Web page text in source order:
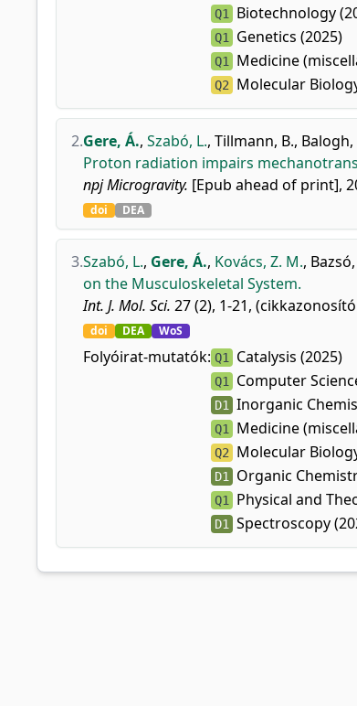
Q1 Biotechnology
Q1 Genetics (2025)
Q1 Medicine
Q2 Molecular
2.Gere, Á., Szabó, L., Tillmann, B., Balogh,
Proton radiation impairs
npj Microgravity. [Epub ahead of print],
doi DEA
3.Szabó, L., Gere, Á., Kovács, Z. M., Bazsó,
on the Musculoskeletal System.
Int. J. Mol. Sci. 27 (2), 1-21,
doi DEA WoS
Folyóirat-mutatók: Q1 Catalysis (2025)
Q1 Computer
D1 Inorganic
Q1 Medicine
Q2 Molecular
D1 Organic
Q1 Physical and
D1 Spectroscopy